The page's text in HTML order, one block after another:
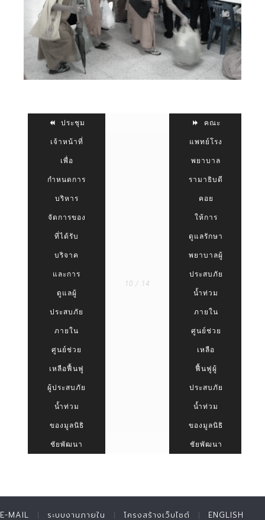
ประชุม
เจ้าหน้าที่
เพื่อ
กำหนดการ
บริหาร
จัดการของ
ที่ได้รับ
บริจาค
และการ
ดูแลผู้
ประสบภัย
ภายใน
ศูนย์ช่วย
เหลือฟื้นฟู
ผู้ประสบภัย
น้ำท่วม
ของมูลนิธิ
ชัยพัฒนา
10 / 14
คณะ
แพทย์โรง
พยาบาล
รามาธิบดี
คอย
ให้การ
ดูแลรักษา
พยาบาลผู้
ประสบภัย
น้ำท่วม
ภายใน
ศูนย์ช่วย
เหลือ
ฟื้นฟูผู้
ประสบภัย
น้ำท่วม
ของมูลนิธิ
ชัยพัฒนา
E-MAIL ระบบงานภายใน โครงสร้างเว็บไซต์ ENGLISH